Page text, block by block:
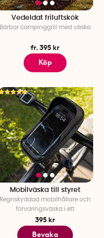
Vedeldat friluftskök
Bärbar campinggrill med väska
fr. 395 kr
Köp
Mobilväska till styret
Regnskyddad mobilhållare och
förvaringsväska i ett
395 kr
Bevaka